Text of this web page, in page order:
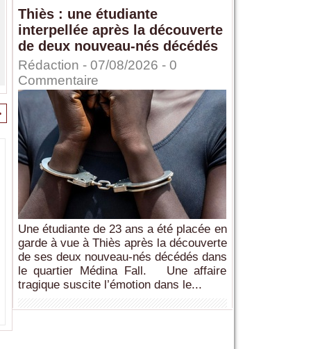
Thiès : une étudiante
interpellée après la découverte
de deux nouveau-nés décédés
Rédaction - 07/08/2026 - 0
Commentaire
Une étudiante de 23 ans a été placée en
garde à vue à Thiès après la découverte
de ses deux nouveau-nés décédés dans
le quartier Médina Fall. Une affaire
tragique suscite l’émotion dans le...